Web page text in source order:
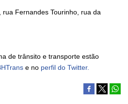
rua Fernandes Tourinho, rua da
de trânsito e transporte estão
e no perfil do Twitter.